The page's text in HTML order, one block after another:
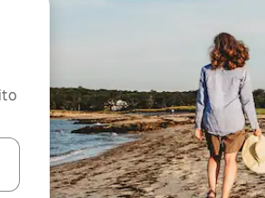
os usando as seta para cima e para